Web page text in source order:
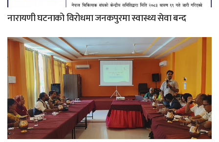
नारायणी घटनाको विरोधमा जनकपुरमा स्वास्थ्य सेवा बन्द